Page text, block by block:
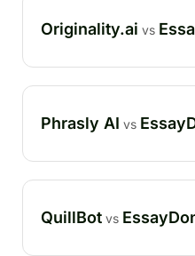
Originality.ai vs
Phrasly AI vs
QuillBot vs